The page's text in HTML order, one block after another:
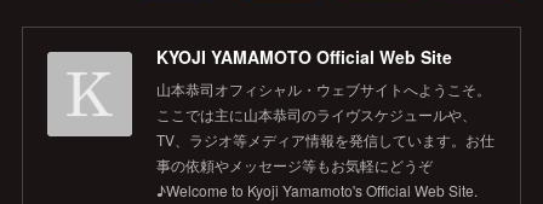
KYOJI YAMAMOTO Official Web Site
山本恭司オフィシャル・ウェブサイトへようこそ。
ここでは主に山本恭司のライヴスケジュールや、
TV、ラジオ等メディア情報を発信しています。お仕
事の依頼やメッセージ等もお気軽にどうぞ
♪Welcome to Kyoji Yamamoto's Official Web Site.